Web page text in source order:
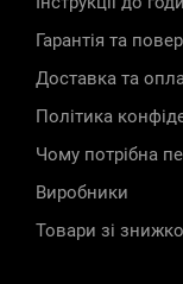
Гарантія та
Доставка та
Політика
Чому потрібна
Виробники
Товари зі